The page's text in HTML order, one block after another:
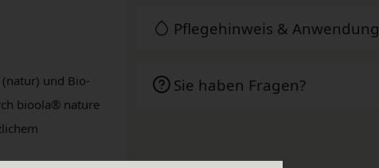
und Bio-
bioola® nature
Pflegehinweis & Anwendung
Sie haben Fragen?